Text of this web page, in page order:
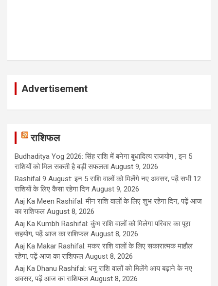
Advertisement
राशिफल
Budhaditya Yog 2026: सिंह राशि में बनेगा बुधादित्य राजयोग , इन 5
राशियों को मिल सकती है बड़ी सफलता August 9, 2026
Rashifal 9 August: इन 5 राशि वालों को मिलेंगे नए अवसर, पढ़ें सभी 12
राशियों के लिए कैसा रहेगा दिन August 9, 2026
Aaj Ka Meen Rashifal: मीन राशि वालों के लिए शुभ रहेगा दिन, पढ़ें आज
का राशिफल August 8, 2026
Aaj Ka Kumbh Rashifal: कुंभ राशि वालों को मिलेगा परिवार का पूरा
सहयोग, पढ़ें आज का राशिफल August 8, 2026
Aaj Ka Makar Rashifal: मकर राशि वालों के लिए सकारात्मक माहौल
रहेगा, पढ़ें आज का राशिफल August 8, 2026
Aaj Ka Dhanu Rashifal: धनु राशि वालों को मिलेंगे आय बढ़ाने के नए
अवसर, पढ़ें आज का राशिफल August 8, 2026